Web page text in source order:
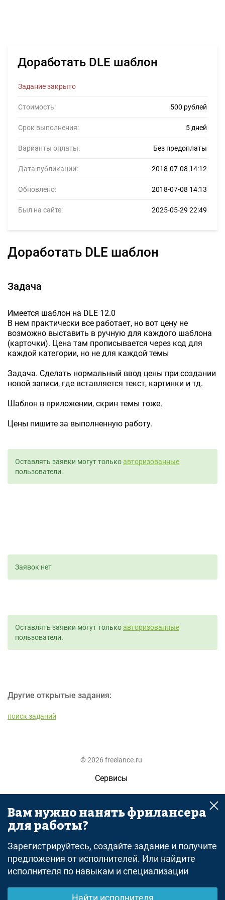
Доработать DLE шаблон
Задание закрыто
Стоимость: 500 рублей
Срок выполнения: 5 дней
Варианты оплаты: Без предоплаты
Дата публикации: 2018-07-08 14:12
Обновлено: 2018-07-08 14:13
Был на сайте: 2025-05-29 22:49
Доработать DLE шаблон
Задача
Имеется шаблон на DLE 12.0
В нем практически все работает, но вот цену не
возможно выставить в ручную для каждого шаблона
(карточки). Цена там прописывается через код для
каждой категории, но не для каждой темы
Задача. Сделать нормальный ввод цены при создании
новой записи, где вставляется текст, картинки и тд.
Шаблон в приложении, скрин темы тоже.
Цены пишите за выполненную работу.
Оставлять заявки могут толькоавторизованные
пользователи.
Заявок нет
Оставлять заявки могут толькоавторизованные
пользователи.
Другие открытые задания:
поиск заданий
© 2026 freelance.ru
Сервисы
Помощь
Поиск
Оферта
Политика конфиденциальности
Дисклеймер о ЗоЗПП
Вам нужно нанять фрилансера
для работы?
Зарегистрируйтесь, создайте задание и получите
предложения от исполнителей. Или найдите
исполнителя по навыкам и специализации
Найти исполнителя